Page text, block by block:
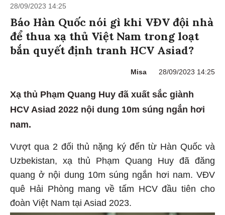
28/09/2023 14:25
Báo Hàn Quốc nói gì khi VĐV đội nhà
để thua xạ thủ Việt Nam trong loạt
bắn quyết định tranh HCV Asiad?
Misa 28/09/2023 14:25
Xạ thủ Phạm Quang Huy đã xuất sắc giành
HCV Asiad 2022 nội dung 10m súng ngắn hơi
nam.
Vượt qua 2 đối thủ nặng ký đến từ Hàn Quốc và
Uzbekistan, xạ thủ Phạm Quang Huy đã đăng
quang ở nội dung 10m súng ngắn hơi nam. VĐV
quê Hải Phòng mang về tấm HCV đầu tiên cho
đoàn Việt Nam tại Asiad 2023.